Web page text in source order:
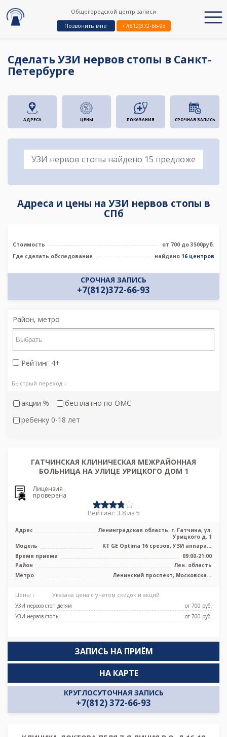
Общегородской центр записи
Позвонить мне
+7(812)372-66-93
Сделать УЗИ нервов стопы в Санкт-
Петербурге
АДРЕСА ЦЕНЫ ПОКАЗАНИЯ СРОЧНАЯ ЗАПИСЬ
Адреса и цены на УЗИ нервов стопы в
СПб
Стоимость
от 700 до 3500руб.
Где сделать обследование
найдено 16 центров
СРОЧНАЯ ЗАПИСЬ
+7(812)372-66-93
Район, метро
Рейтинг 4+
Быстрый переход ↓
акции %
бесплатно по ОМС
ребенку 0-18 лет
ГАТЧИНСКАЯ КЛИНИЧЕСКАЯ МЕЖРАЙОННАЯ
БОЛЬНИЦА НА УЛИЦЕ УРИЦКОГО ДОМ 1
Лицензия
проверена
Рейтинг: 3.8 из 5
Адрес
Ленинградская область. г. Гатчина, ул.
Урицкого д. 1
Модель
КТ GE Optima 16 срезов, УЗИ аппарат,
Время приема
09:00-21:00
Район
Лен. область
Метро
Ленинский проспект, Московская,
Цены ↓ Указана цена с учетом скидок и акций
УЗИ нервов стоп детям
от 700 pуб.
УЗИ нервов стопы
от 700 pуб.
ЗАПИСЬ НА ПРИЁМ
КРУГЛОСУТОЧНАЯ ЗАПИСЬ
+7(812) 372-66-93
НА КАРТЕ